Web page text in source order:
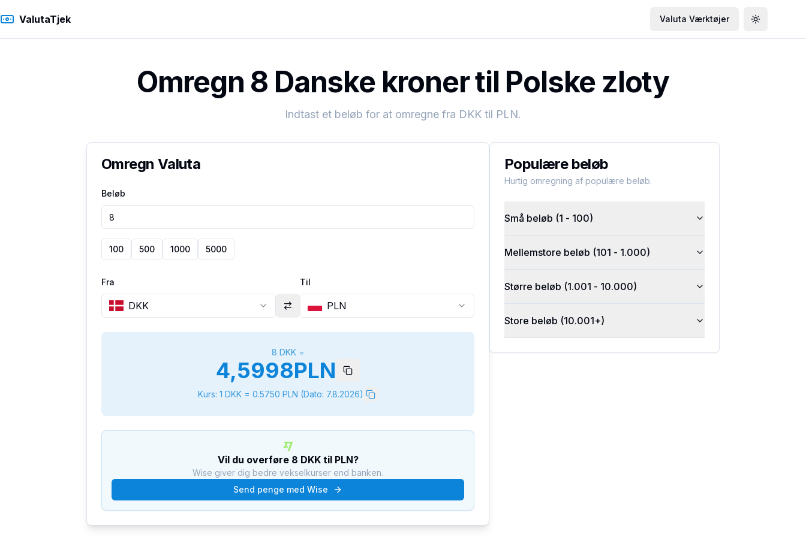
ValutaTjek Valuta Værktøjer Toggle
Omregn 8 Danske kroner til Polske zloty
Indtast et beløb for at omregne fra DKK til PLN.
Omregn Valuta
Beløb
100 500 1000 5000
Fra
DKK
Til
PLN
8 DKK=
4,5998PLN
Kurs: 1 DKK = 0.5750 PLN (Dato: 7.8.2026)
Vil du overføre 8 DKKtil PLN?
Wise giver dig bedre vekselkurser end banken.
Send penge med Wise
Populære beløb
Hurtig omregning af populære beløb.
Små beløb (1 - 100)
Mellemstore beløb (101 - 1.000)
Større beløb (1.001 - 10.000)
Store beløb (10.001+)